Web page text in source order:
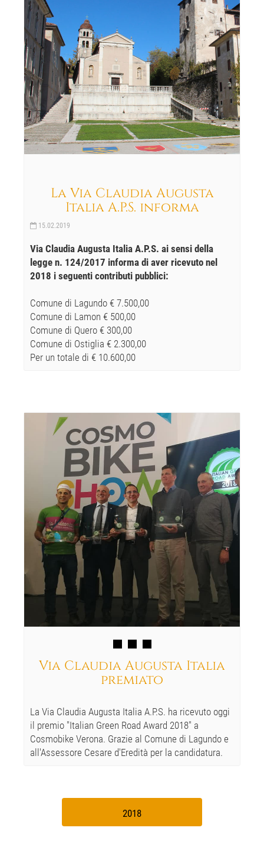
La Via Claudia Augusta
Italia A.P.S. informa
15.02.2019
Via Claudia Augusta Italia A.P.S. ai sensi della
legge n. 124/2017 informa di aver ricevuto nel
2018 i seguenti contributi pubblici:
Comune di Lagundo € 7.500,00
Comune di Lamon € 500,00
Comune di Quero € 300,00
Comune di Ostiglia € 2.300,00
Per un totale di € 10.600,00
Via Claudia Augusta Italia
premiato
La Via Claudia Augusta Italia A.P.S. ha ricevuto oggi
il premio "Italian Green Road Award 2018" a
Cosmobike Verona. Grazie al Comune di Lagundo e
all'Assessore Cesare d'Eredità per la candidatura.
2018